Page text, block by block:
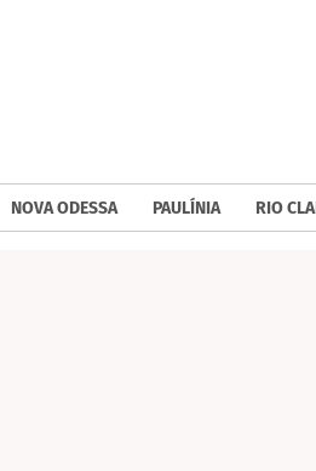
NOVA ODESSA PAULÍNIA RIO